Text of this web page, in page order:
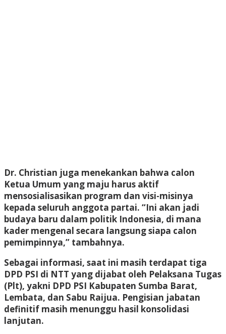
Dr. Christian juga menekankan bahwa calon
Ketua Umum yang maju harus aktif
mensosialisasikan program dan visi-misinya
kepada seluruh anggota partai. “Ini akan jadi
budaya baru dalam politik Indonesia, di mana
kader mengenal secara langsung siapa calon
pemimpinnya,” tambahnya.
Sebagai informasi, saat ini masih terdapat tiga
DPD PSI di NTT yang dijabat oleh Pelaksana Tugas
(Plt), yakni DPD PSI Kabupaten Sumba Barat,
Lembata, dan Sabu Raijua. Pengisian jabatan
definitif masih menunggu hasil konsolidasi
lanjutan.